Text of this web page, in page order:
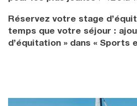
Réservez votre stage
temps que votre séjour :
d’équitation » dans « Sports